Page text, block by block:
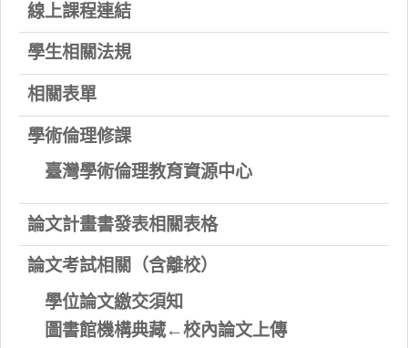
線上課程連結
學生相關法規
相關表單
學術倫理修課
臺灣學術倫理教育資源中心
論文計畫書發表相關表格
論文考試相關（含離校）
學位論文繳交須知
圖書館機構典藏←校內論文上傳